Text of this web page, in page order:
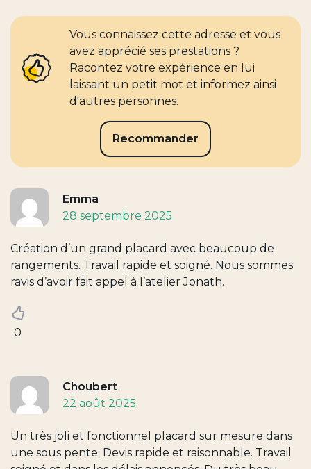
Vous connaissez cette adresse et vous
avez apprécié ses prestations ?
Racontez votre expérience en lui
laissant un petit mot et informez ainsi
d'autres personnes.
Recommander
Emma
28 septembre 2025
Création d’un grand placard avec beaucoup de
rangements. Travail rapide et soigné. Nous sommes
ravis d’avoir fait appel à l’atelier Jonath.
0
Choubert
22 août 2025
Un très joli et fonctionnel placard sur mesure dans
une sous pente. Devis rapide et raisonnable. Travail